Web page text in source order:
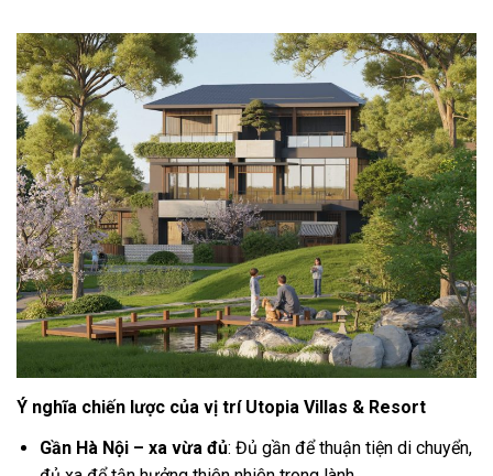
Ý nghĩa chiến lược của vị trí Utopia Villas & Resort
Gần Hà Nội – xa vừa đủ: Đủ gần để thuận tiện di chuyển,